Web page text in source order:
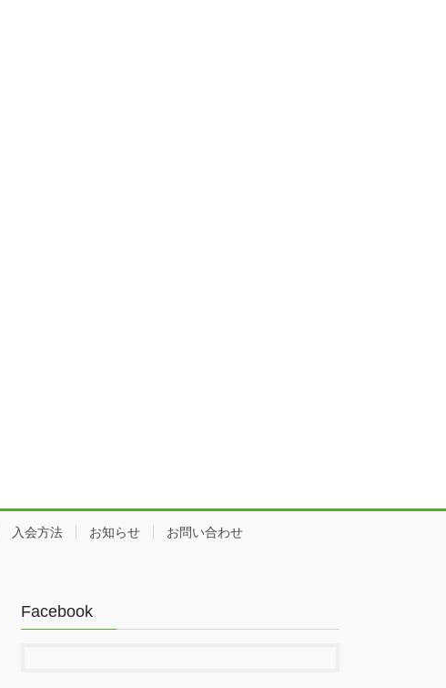
入会方法 お知らせ
お問い合わせ
Facebook